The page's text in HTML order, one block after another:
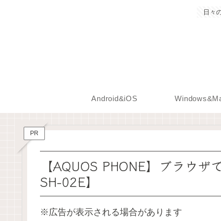
日々
Android&iOS
PR
【AQUOS PHONE】ブラウ
SH-02E】
※広告が表示される場合があります